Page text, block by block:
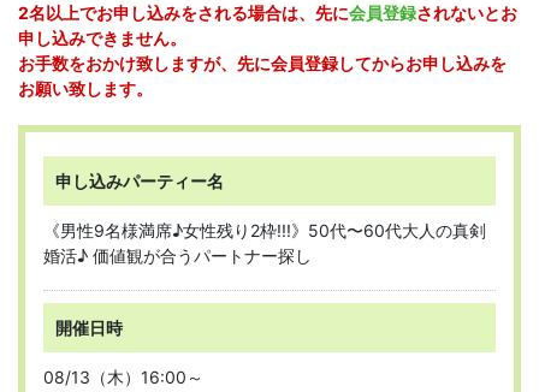
2名以上でお申し込みをされる場合は、先に会員登録されないとお
申し込みできません。
お手数をおかけ致しますが、先に会員登録してからお申し込みを
お願い致します。
申し込みパーティー名
《男性9名様満席♪女性残り2枠!!!》50代〜60代大人の真剣
婚活♪ 価値観が合うパートナー探し
開催日時
08/13（木）16:00～